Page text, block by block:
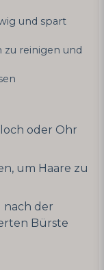
und spart
zu reinigen und
oder Ohr
um Haare zu
nach der
Bürste